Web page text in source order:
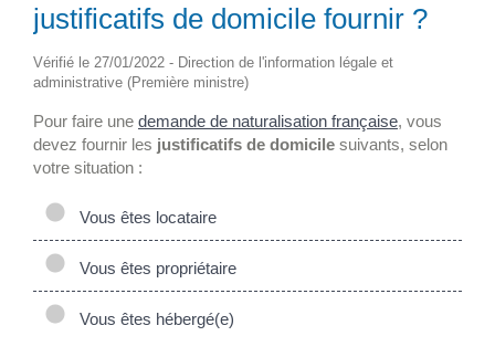
justificatifs de domicile fournir ?
Vérifié le 27/01/2022 - Direction de l'information légale et
administrative (Première ministre)
Pour faire une demande de naturalisation française, vous
devez fournir les justificatifs de domicile suivants, selon
votre situation :
Vous êtes locataire
Vous êtes propriétaire
Vous êtes hébergé(e)